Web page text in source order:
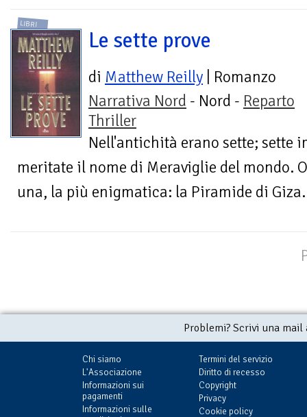
LIBRI
Le sette prove
di Matthew Reilly | Romanzo
Narrativa Nord - Nord - Reparto
Thriller
Nell'antichità erano sette; sette
meritate il nome di Meraviglie del mondo.
una, la più enigmatica: la Piramide di
Problemi? Scrivi una
Chi siamo
L'Associazione
Informazioni sui
pagamenti
Informazioni sulle
Termini del servizio
Diritto di recesso
Copyright
Privacy
Cookie policy